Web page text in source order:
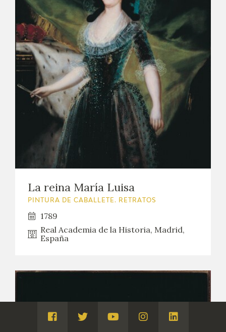
La reina María Luisa
PINTURA DE CABALLETE. RETRATOS
1789
Real Academia de la Historia, Madrid,
España
Visita
Visita
Visita
Visita
Visita